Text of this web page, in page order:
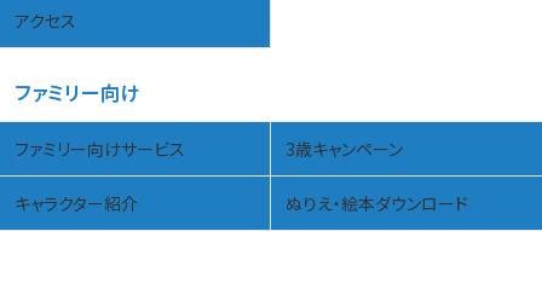
アクセス
ファミリー向け
ファミリー向けサービス 3歳キャンペーン
キャラクター紹介 ぬりえ・絵本ダウンロード